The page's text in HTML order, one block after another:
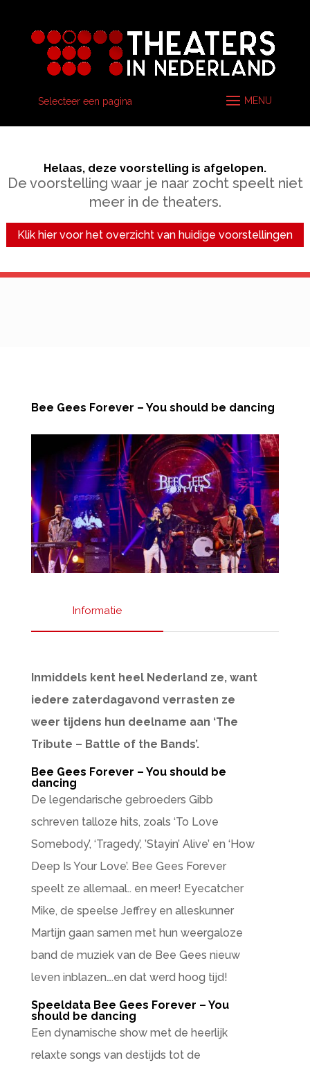
Selecteer een pagina
Helaas, deze voorstelling is afgelopen.
De voorstelling waar je naar zocht speelt niet
meer in de theaters.
Klik hier voor het overzicht van huidige voorstellingen
Bee Gees Forever – You should be dancing
Informatie
Inmiddels kent heel Nederland ze, want
iedere zaterdagavond verrasten ze
weer tijdens hun deelname aan ‘The
Tribute – Battle of the Bands’.
Bee Gees Forever – You should be
dancing
De legendarische gebroeders Gibb
schreven talloze hits, zoals ‘To Love
Somebody’, ‘Tragedy’, ’Stayin’ Alive’ en ‘How
Deep Is Your Love’. Bee Gees Forever
speelt ze allemaal.. en meer! Eyecatcher
Mike, de speelse Jeffrey en alleskunner
Martijn gaan samen met hun weergaloze
band de muziek van de Bee Gees nieuw
leven inblazen….en dat werd hoog tijd!
Speeldata Bee Gees Forever – You
should be dancing
Een dynamische show met de heerlijk
relaxte songs van destijds tot de